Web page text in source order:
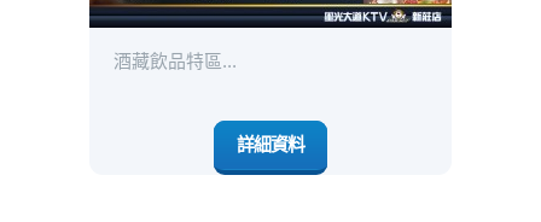
酒藏飲品特區...
詳細資料